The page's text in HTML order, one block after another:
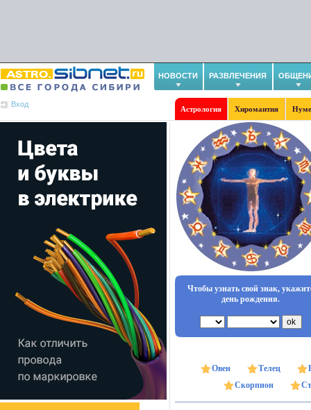
НОВОСТИ РАЗВЛЕЧЕНИЯ
Вход
Астрология Хиромантия
Чтобы узнать свой знак,
день рождения.
Овен Телец
Скорпион